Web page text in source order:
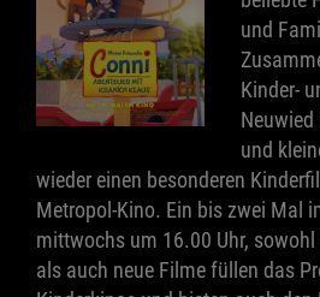
und
Kinder-
und
wieder einen besonderen
Metropol-Kino. Ein bis zwei Mal
mittwochs um 16.00 Uhr, sowohl
als auch neue Filme füllen das